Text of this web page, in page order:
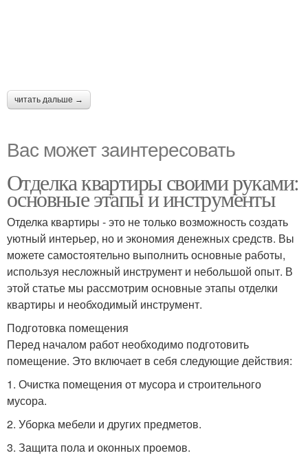
читать дальше →
Вас может заинтересовать
Отделка квартиры своими руками:
основные этапы и инструменты
Отделка квартиры - это не только возможность создать
уютный интерьер, но и экономия денежных средств. Вы
можете самостоятельно выполнить основные работы,
используя несложный инструмент и небольшой опыт. В
этой статье мы рассмотрим основные этапы отделки
квартиры и необходимый инструмент.
Подготовка помещения
Перед началом работ необходимо подготовить
помещение. Это включает в себя следующие действия:
1. Очистка помещения от мусора и строительного
мусора.
2. Уборка мебели и других предметов.
3. Защита пола и оконных проемов.